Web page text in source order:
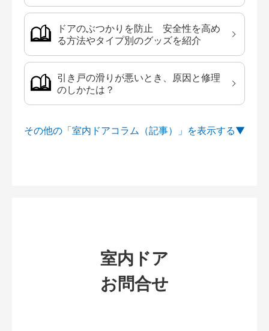
ドアのぶつかりを防止 安全性を高め
る方法やタイプ別のグッズを紹介
引き戸の滑りが悪いとき、原因と修理
のしかたは？
その他の「室内ドアコラム（記事）」を
室内ドア
お問合せ